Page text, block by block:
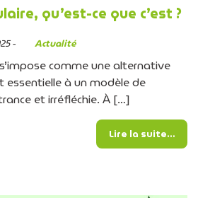
qu’est-ce que c’est ?
- Actualité
comme une alternative
à un modèle de
et irréfléchie. À […]
Lire la suite…from